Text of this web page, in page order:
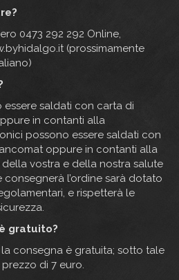
0473 292 292 Online,
(prossimamente
saldati con carta di
in contanti alla
possono essere saldati con
oppure in contanti alla
vostra e della nostra salute
l’ordine sarà dotato
e rispetterà le
gratuito?
consegna è gratuita; sotto tale
di 7 euro.